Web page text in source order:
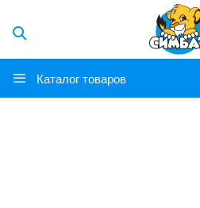
Каталог товаров